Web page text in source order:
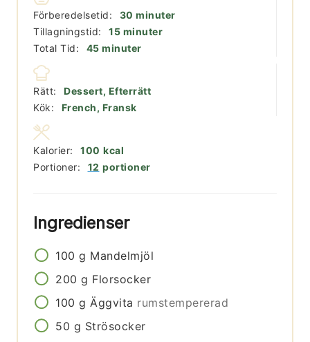
Förberedelsetid: 30 minuter
minuter
Tillagningstid:
15minuter
minuter
Total Tid:
45minuter
minuter
Rätt:
Dessert, Efterrätt
Kök:
French, Fransk
Portioner: 12 portioner
Kalorier: 100 kcal
Ingredienser
100 g Mandelmjöl
200 g Florsocker
100 g Äggvita rumstempererad
50 g Strösocker